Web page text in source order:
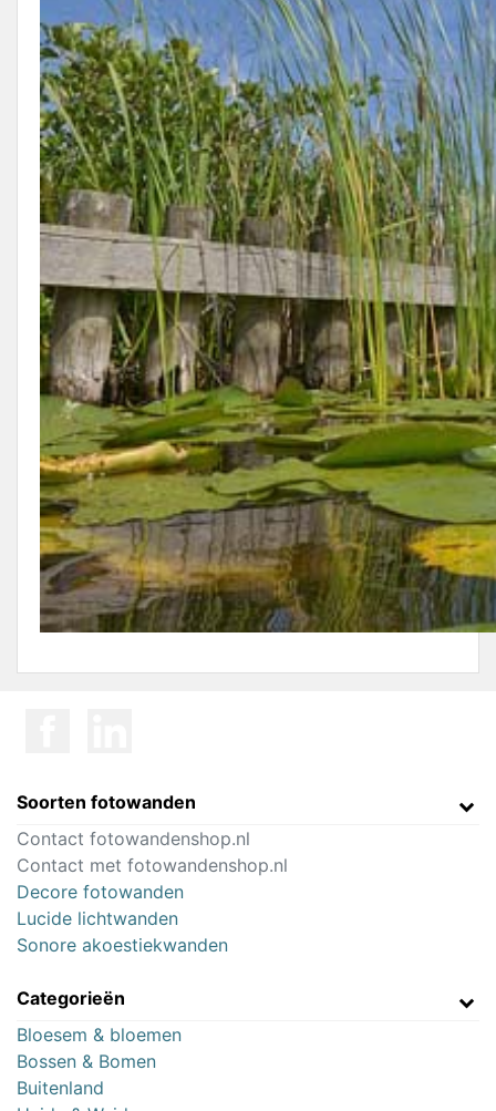
Soorten fotowanden
Contact fotowandenshop.nl
Contact met fotowandenshop.nl
Decore fotowanden
Lucide lichtwanden
Sonore akoestiekwanden
Categorieën
Bloesem & bloemen
Bossen & Bomen
Buitenland